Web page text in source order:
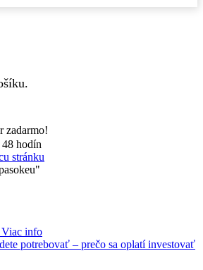
zadarmo!
hodín
stránku
Viac info
potrebovať – prečo sa oplatí investovať